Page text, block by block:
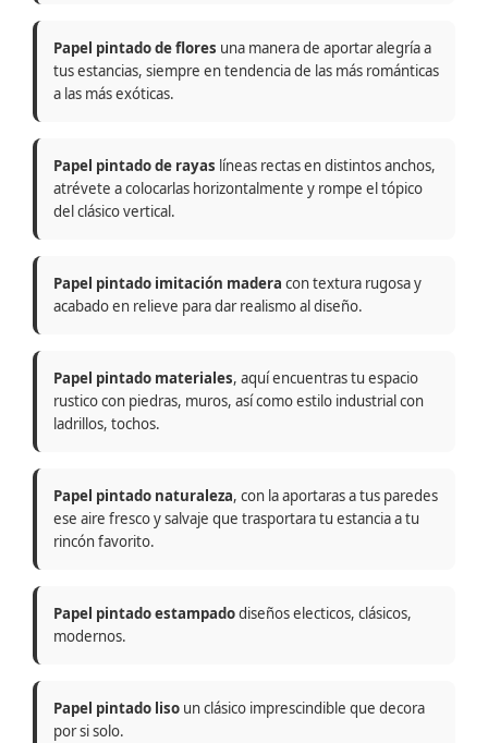
Papel pintado de flores una manera de aportar alegría a
tus estancias, siempre en tendencia de las más románticas
a las más exóticas.
Papel pintado de rayas líneas rectas en distintos anchos,
atrévete a colocarlas horizontalmente y rompe el tópico
del clásico vertical.
Papel pintado imitación madera con textura rugosa y
acabado en relieve para dar realismo al diseño.
Papel pintado materiales, aquí encuentras tu espacio
rustico con piedras, muros, así como estilo industrial con
ladrillos, tochos.
Papel pintado naturaleza, con la aportaras a tus paredes
ese aire fresco y salvaje que trasportara tu estancia a tu
rincón favorito.
Papel pintado estampadodiseños electicos, clásicos,
modernos.
Papel pintado liso un clásico imprescindible que decora
por si solo.